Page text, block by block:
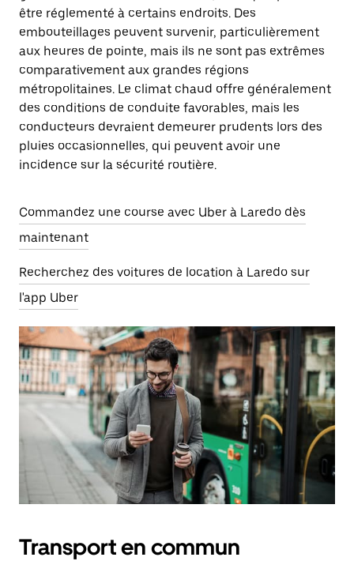
être réglementé à certains endroits. Des
embouteillages peuvent survenir, particulièrement
aux heures de pointe, mais ils ne sont pas extrêmes
comparativement aux grandes régions
métropolitaines. Le climat chaud offre généralement
des conditions de conduite favorables, mais les
conducteurs devraient demeurer prudents lors des
pluies occasionnelles, qui peuvent avoir une
incidence sur la sécurité routière.
Commandez une course avec Uber à Laredo dès
maintenant
Recherchez des voitures de location à Laredo sur
l'app Uber
Transport en commun